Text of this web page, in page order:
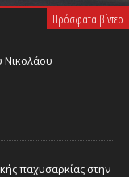
Πρόσφατα βίντεο
Νικολάου
παχυσαρκίας στην